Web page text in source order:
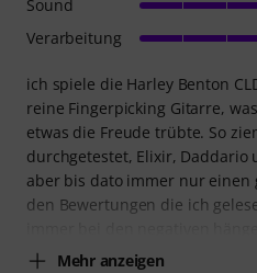
ich spiele die Harley Benton
reine Fingerpicking Gitarre,
etwas die Freude trübte. So
durchgetestet, Elixir, Daddario
aber bis dato immer nur einen
den Bewertungen die ich
Mehr anzeigen
Sound
Verarbeitung